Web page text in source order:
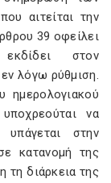
αιτείται την
39 οφείλει
στον
λόγω ρύθμιση.
ημερολογιακού
να
στην
κατανομή της
τη διάρκεια της